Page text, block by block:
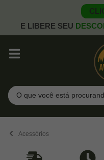
E LIBERE SEU
Pesquisar
Acessórios